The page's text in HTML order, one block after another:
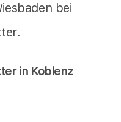
bei
in Koblenz